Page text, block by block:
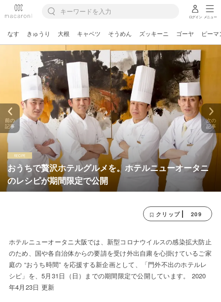
ログイン メニュー
なす きゅうり 大根 キャベツ そうめん ズッキーニ ゴーヤ ピーマ
おうちで贅沢ホテルグルメを。ホテルニューオータニ
のレシピが期間限定で公開
前の
記事
次の
記事
クリップ 209
ホテルニューオータニ大阪では、新型コロナウイルスの感染拡大防止
のため、国や各自治体からの要請を受け外出自粛を心掛けているご家
庭の “おうち時間” を応援する新企画として、「門外不出のホテルレ
シピ」を、5月31日（日）までの期間限定で公開しています。 2020
年4月23日 更新